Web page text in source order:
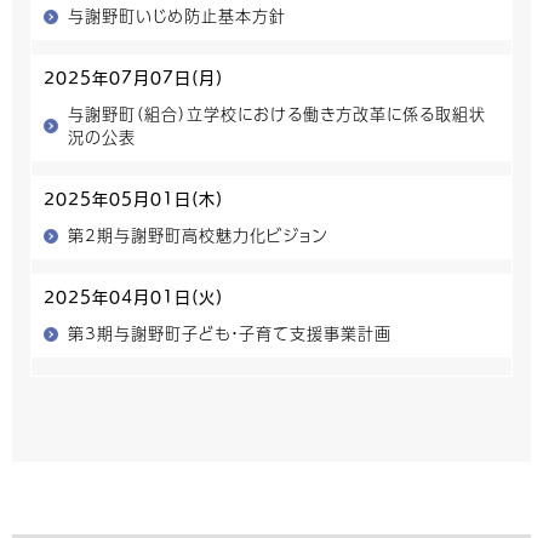
与謝野町いじめ防止基本方針
2025年07月07日(月)
与謝野町（組合）立学校における働き方改革に係る取組状
況の公表
2025年05月01日(木)
第2期与謝野町高校魅力化ビジョン
2025年04月01日(火)
第3期与謝野町子ども・子育て支援事業計画